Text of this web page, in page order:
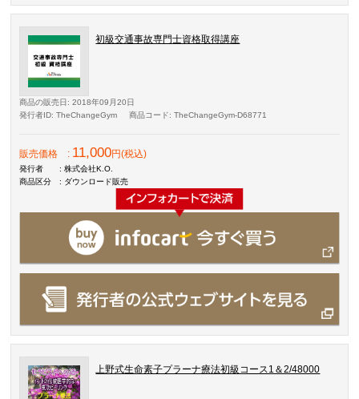
初級交通事故専門士資格取得講座
商品の販売日 : 2018年09月20日
発行者ID: TheChangeGym 商品コード: TheChangeGym-D68771
販売価格 : 11,000円(税込)
発行者
: 株式会社K.O.
商品区分
: ダウンロード販売
上野式生命素子プラーナ療法初級コース1＆2/48000